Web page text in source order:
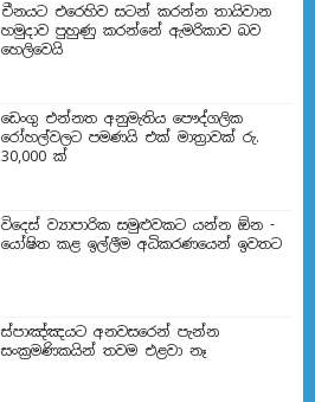
චීනයට එරෙහිව සටන් කරන්න තායිවාන
හමුදාව පුහුණු කරන්නේ ඇමරිකාව බව
හෙලිවෙයි
ඩෙංගු එන්නත අනුමැතිය පෞද්ගලික
රෝහල්වලට පමණයි එක් මාත්‍රාවක් රු.
30,000 ක්
විදෙස් ව්‍යාපාරික සමුළුවකට යන්න ඕන -
යෝෂිත කළ ඉල්ලීම අධිකරණයෙන් ඉවතට
ස්පාඤ්ඤයට අනවසරෙන් පැන්න
සංක්‍රමණිකයින් තවම එළවා නෑ